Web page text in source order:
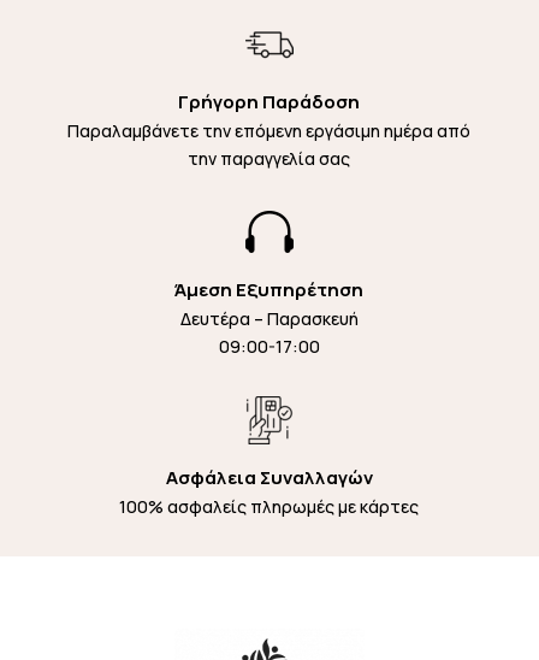
Γρήγορη Παράδοση
Παραλαμβάνετε την επόμενη εργάσιμη ημέρα από
την παραγγελία σας

Άμεση Εξυπηρέτηση
Δευτέρα – Παρασκευή
09:00-17:00
Ασφάλεια Συναλλαγών
100% ασφαλείς πληρωμές με κάρτες